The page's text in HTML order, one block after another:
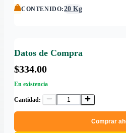
CONTENIDO:20 Kg
Datos de Compra
$334.00
En existencia
Cantidad:
Comprar